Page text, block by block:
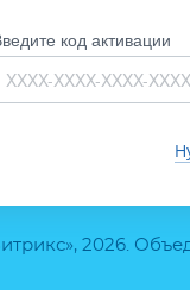
2026.
код активации